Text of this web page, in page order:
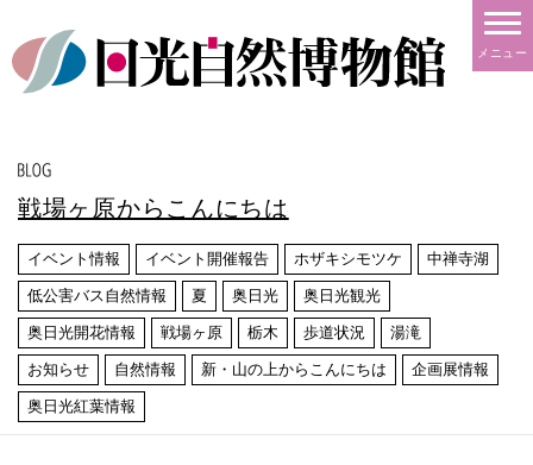
メニュー
戦場ヶ原からこんにちは
イベント情報 イベント開催報告 ホザキシモツケ 中禅寺湖
低公害バス自然情報 夏 奥日光 奥日光観光
奥日光開花情報 戦場ヶ原 栃木 歩道状況 湯滝
お知らせ 自然情報 新・山の上からこんにちは 企画展情報
奥日光紅葉情報